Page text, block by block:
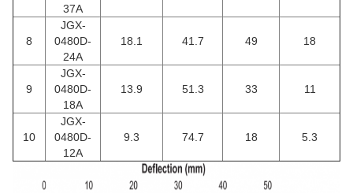
37A
8
JGX-
0480D-
24A
18.1 41.7 49 18
9
JGX-
0480D-
18A
13.9 51.3 33 11
10
JGX-
0480D-
12A
9.3 74.7 18 5.3